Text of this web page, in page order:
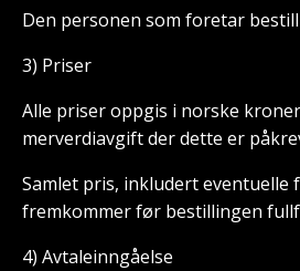
Den personen som foretar
3) Priser
Alle priser oppgis i norske
merverdiavgift der dette er
Samlet pris, inkludert eventuelle
fremkommer før bestillingen
4) Avtaleinngåelse